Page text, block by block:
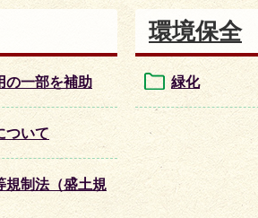
の一部を補助
ついて
規制法（盛土規
環境保全
緑化
ス
イ
ド
ス
イ